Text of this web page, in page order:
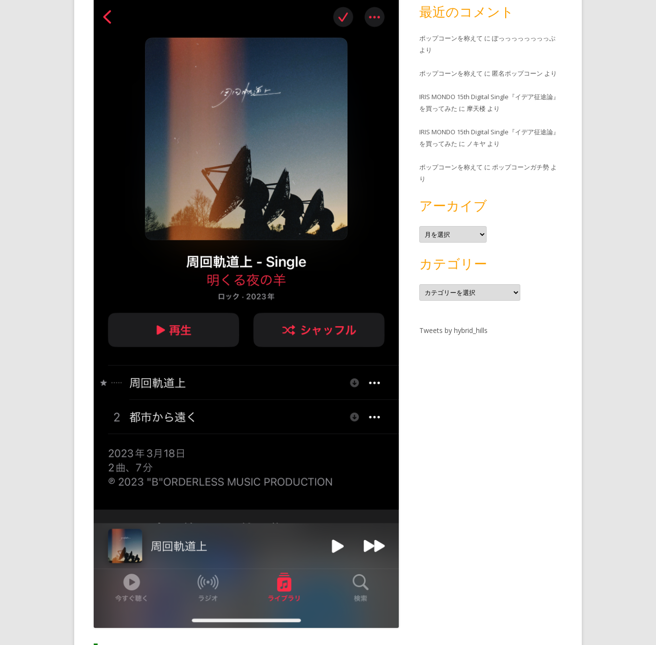
最近のコメント
ポップコーンを称えて にぽっっっっっっっっぷ
より
ポップコーンを称えて に匿名ポップコーン より
IRIS MONDO 15th Digital Single『イデア征途論』
を買ってみた に 摩天楼 より
IRIS MONDO 15th Digital Single『イデア征途論』
を買ってみた に ノキヤ より
ポップコーンを称えて に ポップコーンガチ勢 よ
り
アーカイブ
ア
ー
カ
カテゴリー
カ
テ
ゴ
Tweets by hybrid_hills